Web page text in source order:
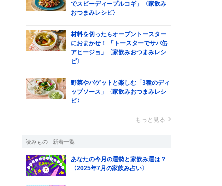
でスピーディープルコギ」〈家飲み
おつまみレシピ〉
材料を切ったらオーブントースター
におまかせ！ 「トースターでサバ缶
アヒージョ」〈家飲みおつまみレシ
ピ〉
野菜やバゲットと楽しむ「3種のディ
ップソース」〈家飲みおつまみレシ
ピ〉
もっと見る
読みもの - 新着一覧 -
あなたの今月の運勢と家飲み運は？
〈2025年7月の家飲み占い〉